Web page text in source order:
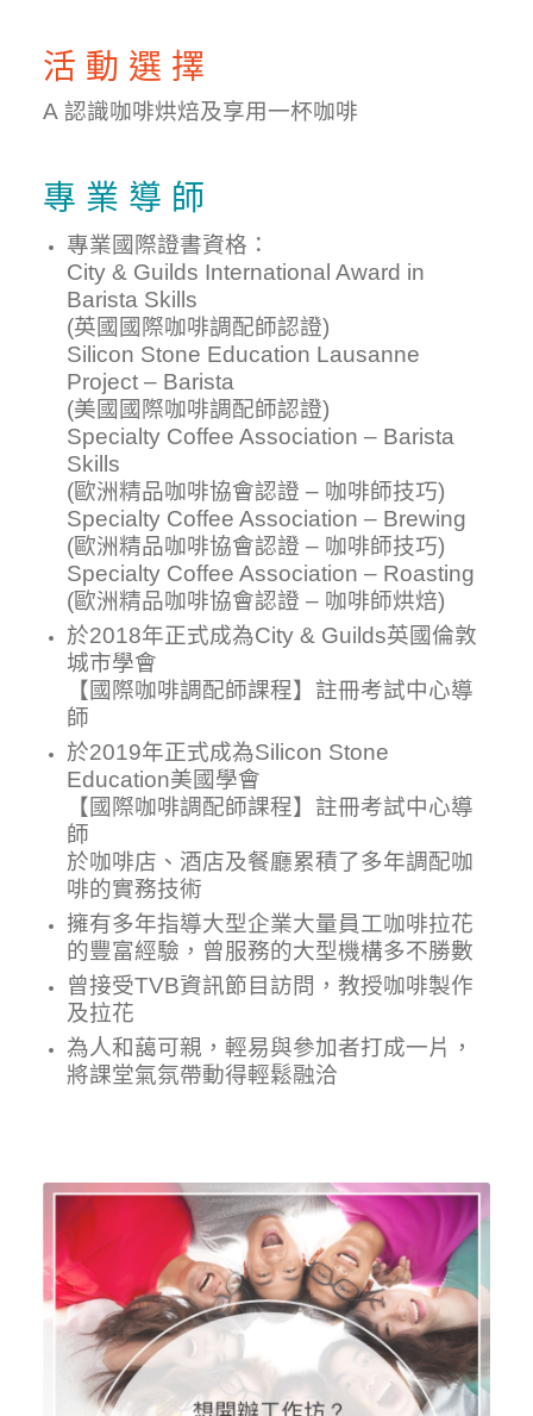
活 動 選 擇
A 認識咖啡烘焙及享用一杯咖啡
專 業 導 師
專業國際證書資格：
City & Guilds International Award in
Barista Skills
(英國國際咖啡調配師認證)
Silicon Stone Education Lausanne
Project – Barista
(美國國際咖啡調配師認證)
Specialty Coffee Association – Barista
Skills
(歐洲精品咖啡協會認證 – 咖啡師技巧)
Specialty Coffee Association – Brewing
(歐洲精品咖啡協會認證 – 咖啡師技巧)
Specialty Coffee Association – Roasting
(歐洲精品咖啡協會認證 – 咖啡師烘焙)
於2018年正式成為City & Guilds英國倫敦
城市學會
【國際咖啡調配師課程】註冊考試中心導
師
於2019年正式成為Silicon Stone
Education美國學會
【國際咖啡調配師課程】註冊考試中心導
師
於咖啡店、酒店及餐廳累積了多年調配咖
啡的實務技術
擁有多年指導大型企業大量員工咖啡拉花
的豐富經驗，曾服務的大型機構多不勝數
曾接受TVB資訊節目訪問，教授咖啡製作
及拉花
為人和藹可親，輕易與參加者打成一片，
將課堂氣氛帶動得輕鬆融洽